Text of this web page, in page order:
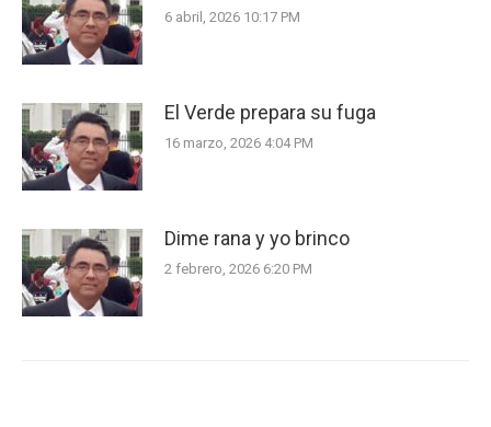
6 abril, 2026 10:17 PM
El Verde prepara su fuga
16 marzo, 2026 4:04 PM
Dime rana y yo brinco
2 febrero, 2026 6:20 PM